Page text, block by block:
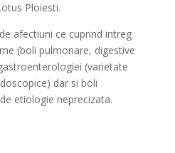
Ploiesti.
afectiuni ce cuprind intreg
(boli pulmonare, digestive
(varietate
dar si boli
etiologie neprecizata.